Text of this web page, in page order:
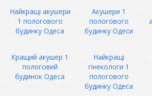
Найкращі акушери
1 пологового
будинку Одеса
Акушери 1
пологового
будинку Одеси
Кращий акушер 1
пологовий
будинок Одеса
Найкращі
гінекологи 1
пологового
будинку Одеса